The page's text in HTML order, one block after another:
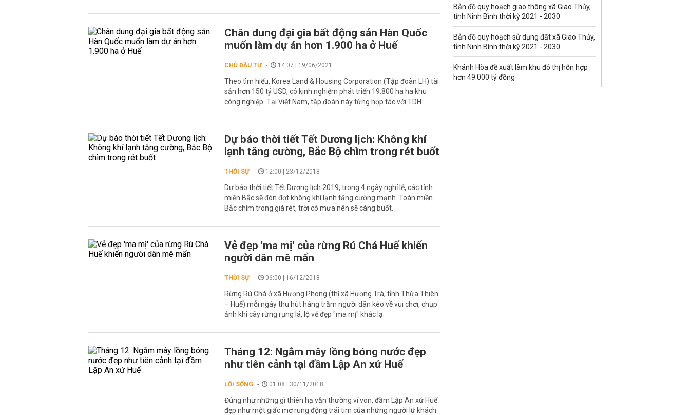
Chân dung đại gia bất động sản Hàn Quốc
muốn làm dự án hơn 1.900 ha ở Huế
CHỦ ĐẦU TƯ 14:07 | 19/06/2021
Theo tìm hiểu, Korea Land & Housing Corporation (Tập đoàn LH) tài
sản hơn 150 tỷ USD, có kinh nghiệm phát triển 19.800 ha ha khu
công nghiệp. Tại Việt Nam, tập đoàn này từng hợp tác với TDH...
Dự báo thời tiết Tết Dương lịch: Không khí
lạnh tăng cường, Bắc Bộ chìm trong rét buốt
THỜI SỰ 12:00 | 23/12/2018
Dự báo thời tiết Tết Dương lịch 2019, trong 4 ngày nghỉ lễ, các tỉnh
miền Bắc sẽ đón đợt không khí lạnh tăng cường mạnh. Toàn miền
Bắc chìm trong giá rét, trời có mưa nên sẽ càng buốt.
Vẻ đẹp 'ma mị' của rừng Rú Chá Huế khiến
người dân mê mẩn
THỜI SỰ 06:00 | 16/12/2018
Rừng Rú Chá ở xã Hương Phong (thị xã Hương Trà, tỉnh Thừa Thiên
– Huế) mỗi ngày thu hút hàng trăm người dân kéo về vui chơi, chụp
ảnh khi cây rừng rụng lá, lộ vẻ đẹp "ma mị" khác lạ.
Tháng 12: Ngắm mây lồng bóng nước đẹp
như tiên cảnh tại đầm Lập An xứ Huế
LỐI SỐNG 01:08 | 30/11/2018
Đúng như những gì thiên hạ vẫn thường ví von, đầm Lập An xứ Huế
đẹp như một giấc mơ rung động trái tim của những người lữ khách
Bản đồ quy hoạch giao thông xã Giao Thủy,
tỉnh Ninh Bình thời kỳ 2021 - 2030
Bản đồ quy hoạch sử dụng đất xã Giao Thủy,
tỉnh Ninh Bình thời kỳ 2021 - 2030
Khánh Hòa đề xuất làm khu đô thị hỗn hợp
hơn 49.000 tỷ đồng